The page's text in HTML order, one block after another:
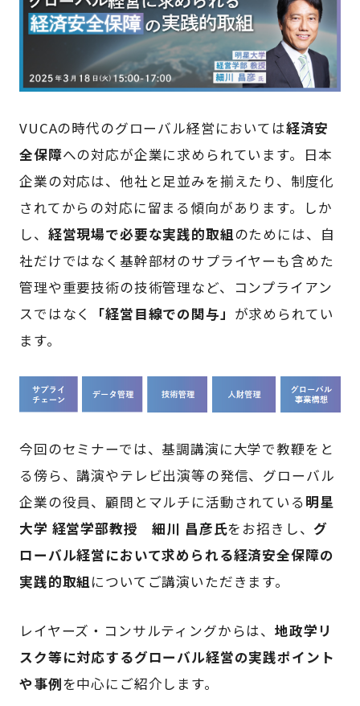
VUCAの時代のグローバル経営においては経済安
全保障への対応が企業に求められています。日本
企業の対応は、他社と足並みを揃えたり、制度化
されてからの対応に留まる傾向があります。しか
し、 経営現場で必要な実践的取組のためには、自
社だけではなく基幹部材のサプライヤーも含めた
管理や重要技術の技術管理など、コンプライアン
スではなく
「経営目線での関与」 が求められてい
ます。
今回のセミナーでは、基調講演に大学で教鞭をと
る傍ら、講演やテレビ出演等の発信、グローバル
企業の役員、顧問とマルチに活動されている明星
大学 経営学部教授 細川 昌彦氏をお招きし、 グ
ローバル経営において求められる経済安全保障の
実践的取組 についてご講演いただきます。
レイヤーズ・コンサルティングからは、地政学リ
スク等に対応するグローバル経営の実践ポイント
や事例を中心にご紹介します。